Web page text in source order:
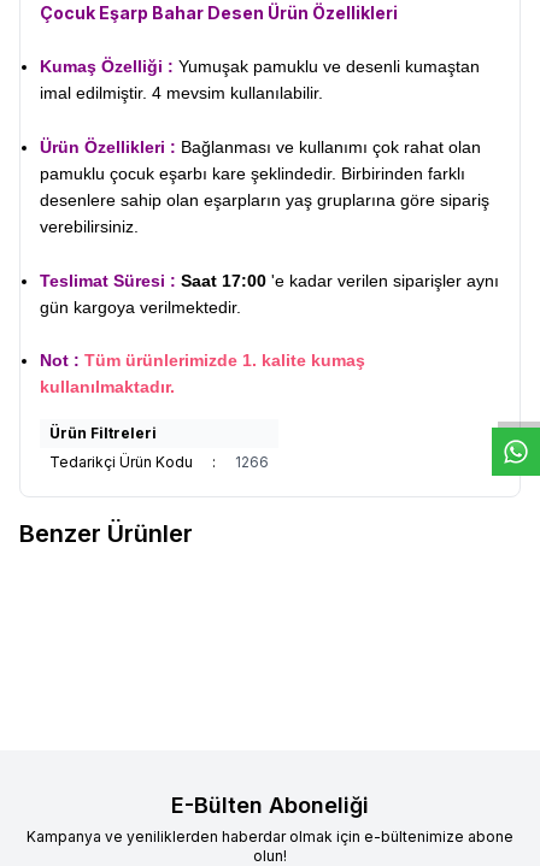
Çocuk Eşarp Bahar Desen Ürün Özellikleri
Kumaş Özelliği : Yumuşak pamuklu ve desenli kumaştan
imal edilmiştir. 4 mevsim kullanılabilir.
Ürün Özellikleri : Bağlanması ve kullanımı çok rahat olan
pamuklu çocuk eşarbı kare şeklindedir. Birbirinden farklı
desenlere sahip olan eşarpların yaş gruplarına göre sipariş
verebilirsiniz.
Teslimat Süresi : Saat 17:00 'e kadar verilen siparişler aynı
gün kargoya verilmektedir.
Not : Tüm ürünlerimizde 1. kalite kumaş
kullanılmaktadır.
Ürün Filtreleri
Tedarikçi Ürün Kodu
: 1266
Benzer Ürünler
E-Bülten Aboneliği
Kampanya ve yeniliklerden haberdar olmak için e-bültenimize abone
olun!